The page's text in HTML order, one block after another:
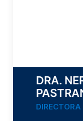
DRA.
DIRECTORA